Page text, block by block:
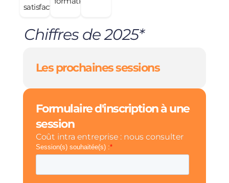
satisfaction
Chiffres de 2025*
Les prochaines sessions
Formulaire d'inscription à une
session
Coût intra entreprise : nous consulter